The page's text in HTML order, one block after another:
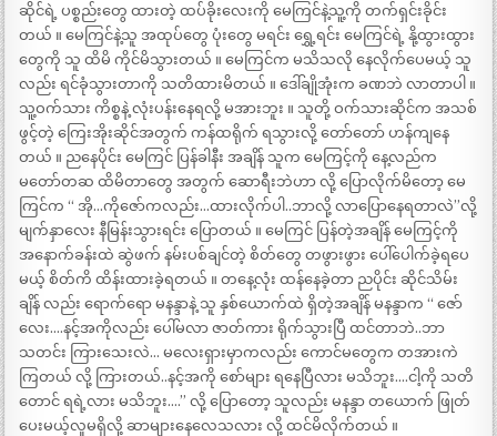
ဆိုင်ရဲ့ ပစ္စည်းတွေ ထားတဲ့ ထပ်ခိုးလေးကို မေကြင်နဲ့သူ့ကို တက်ရှင်းခိုင်း
တယ် ။ မေကြင်နဲ့သူ အထုပ်တွေ ပုံးတွေ မရင်း ရွှေ့ရင်း မေကြင်ရဲ့ နို့ထွားထွား
တွေကို သူ ထိမိ ကိုင်မိသွားတယ် ။ မေကြင်က မသိသလို နေလိုက်ပေမယ့် သူ
လည်း ရင်ခုံသွားတာကို သတိထားမိတယ် ။ ဒေါ်ချိုအုံးက ခဏဘဲ လာတာပါ ။
သူ့ဝက်သား ကိစ္စနဲ့ လုံးပန်းနေရလို့ မအားဘူး ။ သူတို့ ဝက်သားဆိုင်က အသစ်
ဖွင့်တဲ့ ကြေးအိုးဆိုင်အတွက် ကန်ထရိုက် ရသွားလို့ တော်တော် ဟန်ကျနေ
တယ် ။ ညနေပိုင်း မေကြင် ပြန်ခါနီး အချိန် သူက မေကြင့်ကို နေ့လည်က
မတော်တဆ ထိမိတာတွေ အတွက် ဆောရီးဘဲဟာ လို့ ပြောလိုက်မိတော့ မေ
ကြင်က “ အို…ကိုဇော်ကလည်း…ထားလိုက်ပါ..ဘာလို့ လာပြောနေရတာလဲ”လို့
မျက်နှာလေး နီမြန်းသွားရင်း ပြောတယ် ။ မေကြင် ပြန်တဲ့အချိန် မေကြင့်ကို
အနောက်ခန်းထဲ ဆွဲဖက် နမ်းပစ်ချင်တဲ့ စိတ်တွေ တဖွားဖွား ပေါ်ပေါက်ခဲ့ရပေ
မယ့် စိတ်ကိ ထိန်းထားခဲ့ရတယ် ။ တနေ့လုံး ထန်နေခဲ့တာ ညပိုင်း ဆိုင်သိမ်း
ချိန် လည်း ရောက်ရော မနန္ဒာနဲ့ သူ နှစ်ယောက်ထဲ ရှိတဲ့အချိန် မနန္ဒာက “ ဇော်
လေး….နင့်အကိုလည်း ပေါ်မလာ ဇာတ်ကား ရိုက်သွားပြီ ထင်တာဘဲ..ဘာ
သတင်း ကြားသေးလဲ… မလေးရှားမှာကလည်း ကောင်မတွေက တအားကဲ
ကြတယ် လို့ ကြားတယ်..နင့်အကို စော်များ ရနေပြီလား မသိဘူး….ငါ့ကို သတိ
တောင် ရရဲ့လား မသိဘူး….” လို့ ပြောတော့ သူလည်း မနန္ဒာ တယောက် ဖြုတ်
ပေးမယ့်လူမရှိလို့ ဆာများနေလေသလား လို့ ထင်မိလိုက်တယ် ။